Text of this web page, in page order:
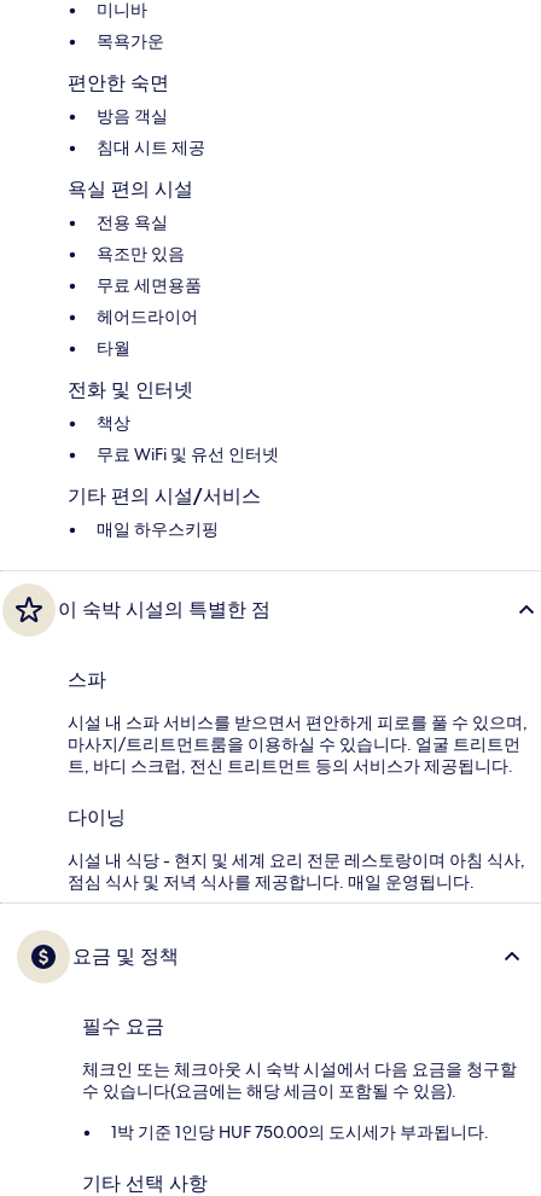
미니바
목욕가운
편안한 숙면
방음 객실
침대 시트 제공
욕실 편의 시설
전용 욕실
욕조만 있음
무료 세면용품
헤어드라이어
타월
전화 및 인터넷
책상
무료 WiFi 및 유선 인터넷
기타 편의 시설/서비스
매일 하우스키핑
이 숙박 시설의 특별한 점
스파
시설 내 스파 서비스를 받으면서 편안하게 피로를 풀 수 있으며,
마사지/트리트먼트룸을 이용하실 수 있습니다. 얼굴 트리트먼
트, 바디 스크럽, 전신 트리트먼트 등의 서비스가 제공됩니다.
다이닝
시설 내 식당 - 현지 및 세계 요리 전문 레스토랑이며 아침 식사,
점심 식사 및 저녁 식사를 제공합니다. 매일 운영됩니다.
요금 및 정책
필수 요금
체크인 또는 체크아웃 시 숙박 시설에서 다음 요금을 청구할
수 있습니다(요금에는 해당 세금이 포함될 수 있음).
1박 기준 1인당 HUF 750.00의 도시세가 부과됩니다.
기타 선택 사항